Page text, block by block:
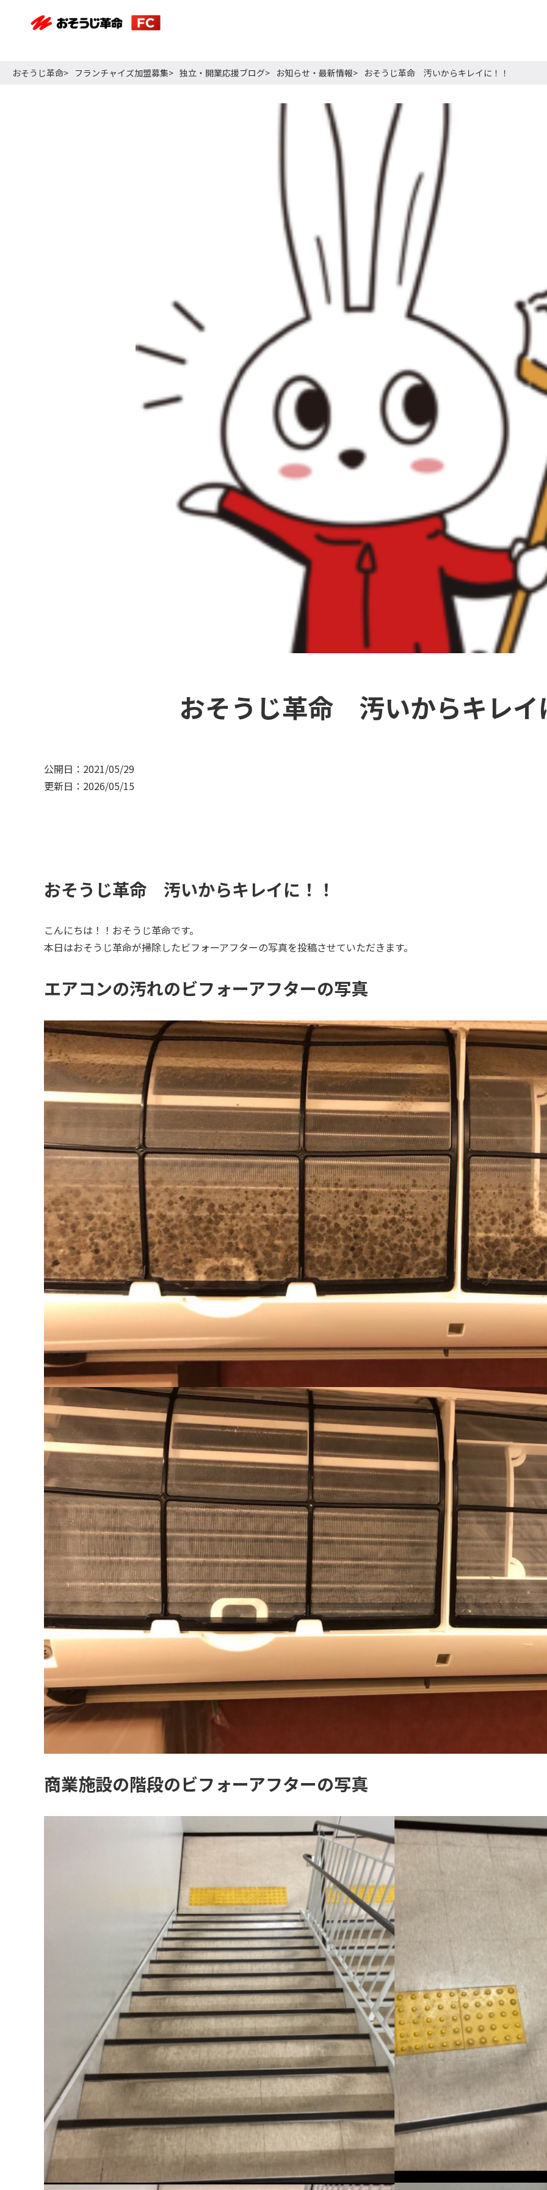
おそうじ革命 フランチャイズ加盟募集 独立・開業応援ブログ お知らせ・最新情報 おそうじ革命 汚いからキレイに！！
おそうじ革命 汚いからキレ
公開日：2021/05/29
更新日：2026/05/15
おそうじ革命 汚いからキレイに！！
こんにちは！！おそうじ革命です。
本日はおそうじ革命が掃除したビフォーアフターの写真を投稿させていただきます。
エアコンの汚れのビフォーアフターの写真
商業施設の階段のビフォーアフターの写真